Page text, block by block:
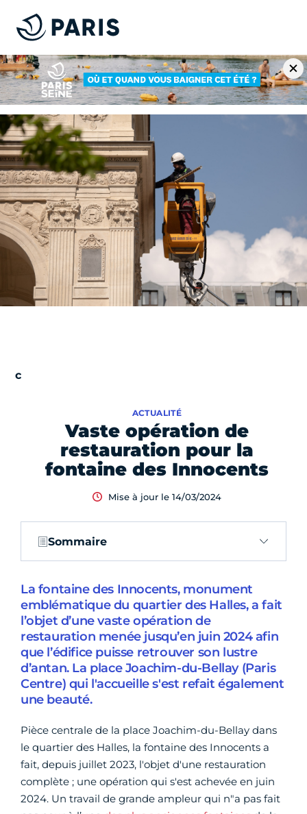
Vaste opération de
restauration pour la
fontaine des Innocents
ACTUALITÉ
Mise à jour le 14/03/2024
Sommaire
La fontaine des Innocents, monument
emblématique du quartier des Halles, a fait
l’objet d’une vaste opération de
restauration menée jusqu’en juin 2024 afin
que l’édifice puisse retrouver son lustre
d’antan. La place Joachim-du-Bellay (Paris
Centre) qui l'accueille s'est refait également
une beauté.
Pièce centrale de la place Joachim-du-Bellay dans
le quartier des Halles, la fontaine des Innocents a
fait, depuis juillet 2023, l'objet d'une restauration
complète ; une opération qui s'est achevée en juin
2024. Un travail de grande ampleur qui n"a pas fait